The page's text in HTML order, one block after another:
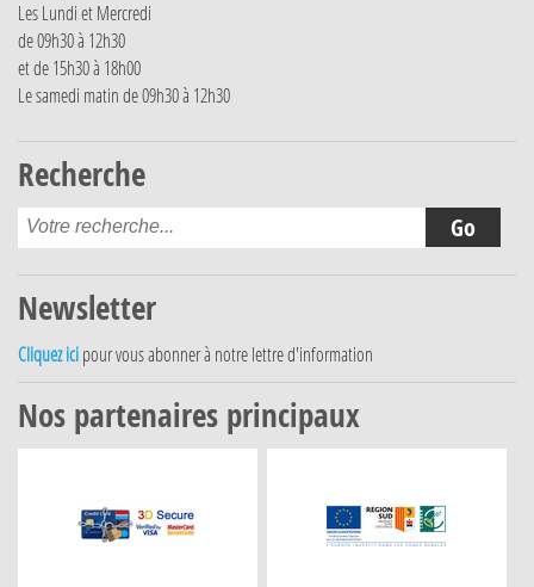
Les Lundi et Mercredi
de 09h30 à 12h30
et de 15h30 à 18h00
Le samedi matin de 09h30 à 12h30
Recherche
Newsletter
Cliquez ici pour vous abonner à notre lettre d'information
Nos partenaires principaux